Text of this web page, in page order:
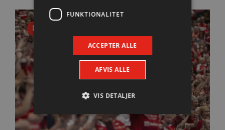
Nyhed
FUNKTIONALITET
ACCEPTER ALLE
AFVIS ALLE
VIS DETALJER